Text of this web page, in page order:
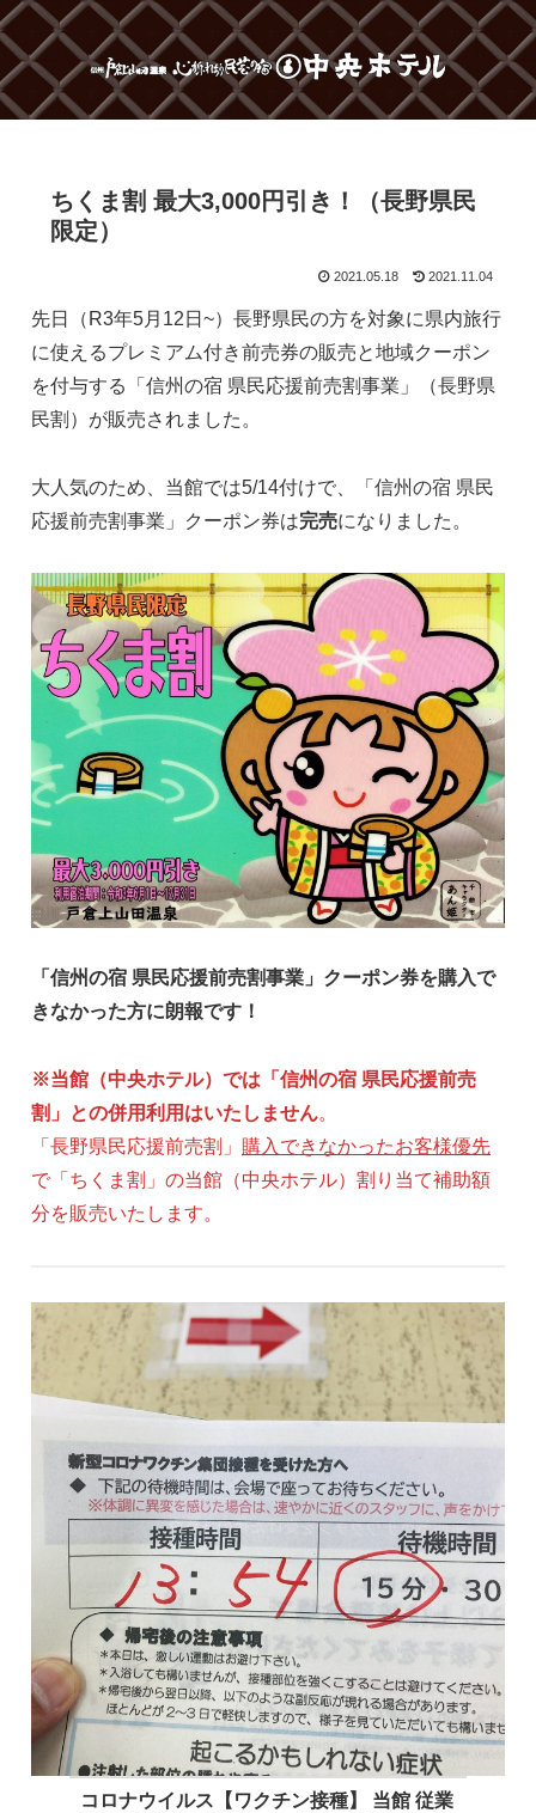
ちくま割 最大3,000円引き！（長野県民
限定）
2021.05.18 2021.11.04
先日（R3年5月12日~）長野県民の方を対象に県内旅行
に使えるプレミアム付き前売券の販売と地域クーポン
を付与する「信州の宿 県民応援前売割事業」（長野県
民割）が販売されました。
大人気のため、当館では5/14付けで、「信州の宿 県民
応援前売割事業」クーポン券は完売になりました。
「信州の宿 県民応援前売割事業」クーポン券を購入で
きなかった方に朗報です！
※当館（中央ホテル）では「信州の宿 県民応援前売
割」との併用利用はいたしません。
「長野県民応援前売割」 購入できなかったお客様優先
で「ちくま割」の当館（中央ホテル）割り当て補助額
分を販売いたします。
コロナウイルス【ワクチン接種】 当館 従業